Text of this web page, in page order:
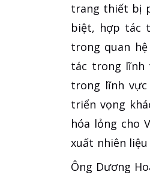
trang thiết bị
biệt, hợp tác
trong quan
tác trong lĩnh
trong lĩnh
triển vọng
hóa lỏng cho
xuất nhiên
Ông Dương